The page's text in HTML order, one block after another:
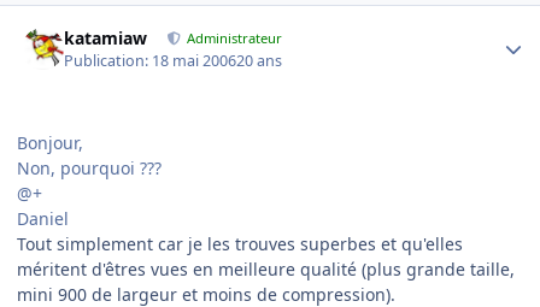
katamiaw Administrateur
Publication: 18 mai 200620 ans
Bonjour,
Non, pourquoi ???
@+
Daniel
Tout simplement car je les trouves superbes et qu'elles
méritent d'êtres vues en meilleure qualité (plus grande taille,
mini 900 de largeur et moins de compression).